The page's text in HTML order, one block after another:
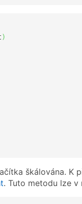
)
škálována.
. Tuto metodu lze